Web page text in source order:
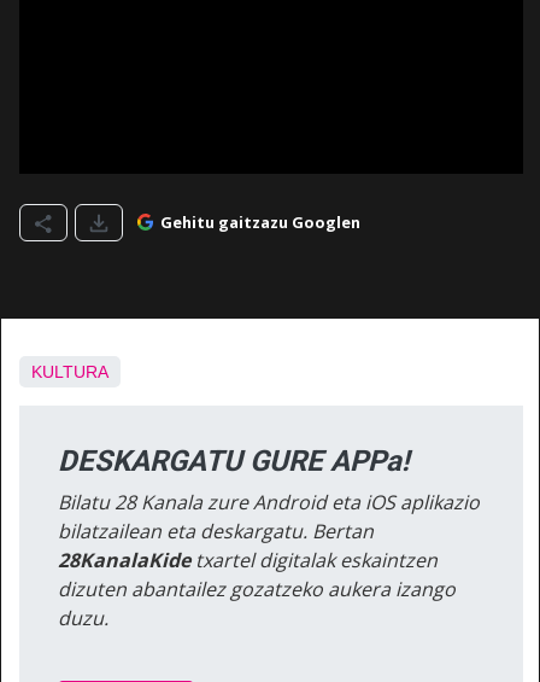
Gehitu gaitzazu Googlen
KULTURA
DESKARGATU GURE APPa!
Bilatu 28 Kanala zure Android eta iOS aplikazio
bilatzailean eta deskargatu. Bertan
28KanalaKidetxartel digitalak eskaintzen
dizuten abantailez gozatzeko aukera izango
duzu.